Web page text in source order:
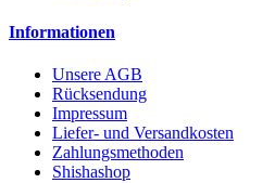
Informationen
Unsere AGB
Rücksendung
Impressum
Liefer- und Versandkosten
Zahlungsmethoden
Shishashop